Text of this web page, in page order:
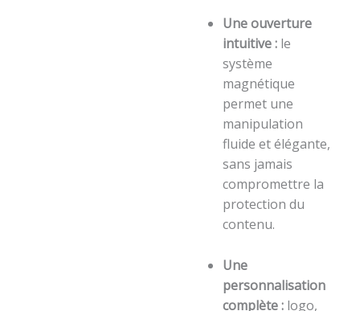
Une ouverture
intuitive :le
système
magnétique
permet une
manipulation
fluide et élégante,
sans jamais
compromettre la
protection du
contenu.
Une
personnalisation
complète :logo,